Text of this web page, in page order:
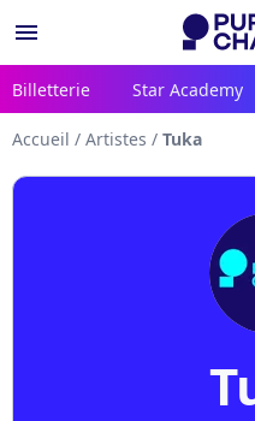
menu
Billetterie Star Academy
Accueil / Artistes / Tuka